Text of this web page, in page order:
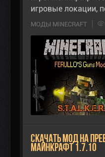
игровые локации,
МОДЫ MINECRAFT
Скачать мод на
Майнкрафт 1.7.10